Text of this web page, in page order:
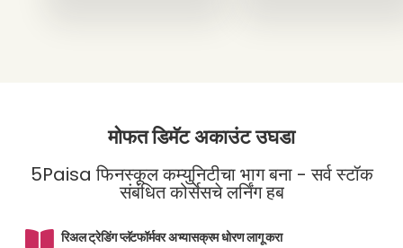
मोफत डिमॅट अकाउंट उघडा
5Paisa फिनस्कूल कम्युनिटीचा भाग बना - सर्व स्टॉक
संबंधित कोर्सेसचे लर्निंग हब
रिअल ट्रेडिंग प्लॅटफॉर्मवर अभ्यासक्रम धोरण लागू करा